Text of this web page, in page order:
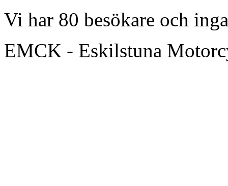
Vi har 80 besökare och
EMCK - Eskilstuna